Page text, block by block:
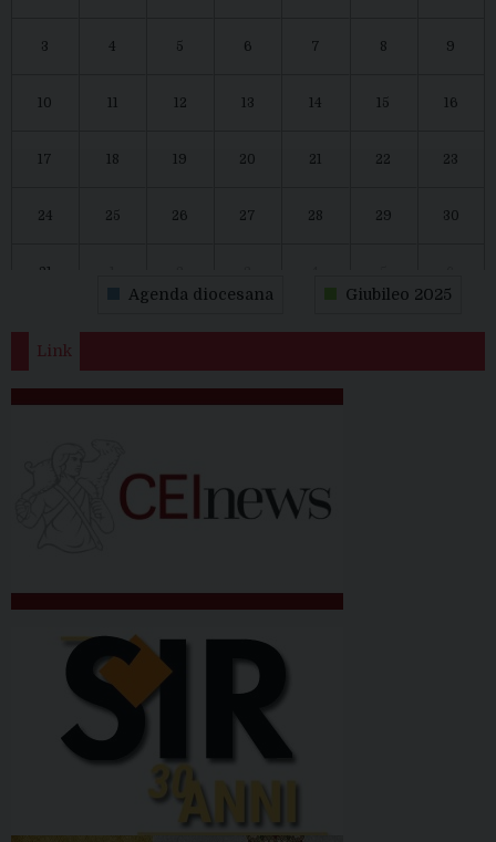
3 4 5 6 7 8 9
10 12 13 14 15 16
17 18 19 20 21 22 23
24 25 26 27 28 29 30
31
Agenda diocesana Giubileo 2025
Link